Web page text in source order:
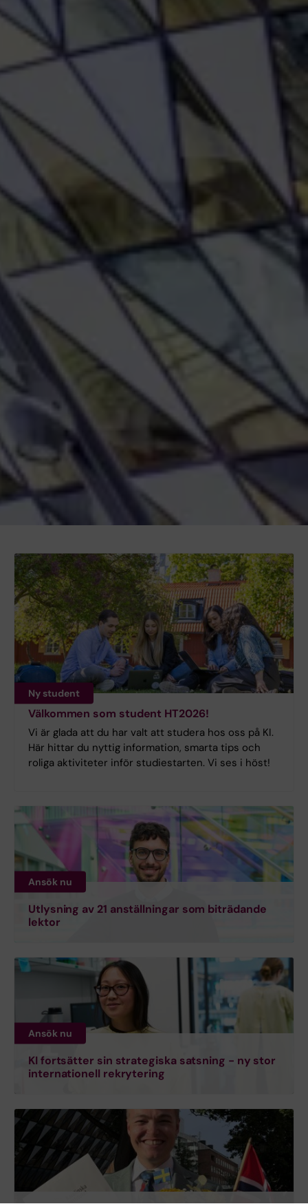
Ny student
Välkommen som student HT2026!
Vi är glada att du har valt att studera hos oss på KI.
Här hittar du nyttig information, smarta tips och
roliga aktiviteter inför studiestarten. Vi ses i höst!
Ansök nu
Utlysning av 21 anställningar som biträdande
lektor
Ansök nu
KI fortsätter sin strategiska satsning - ny stor
internationell rekrytering